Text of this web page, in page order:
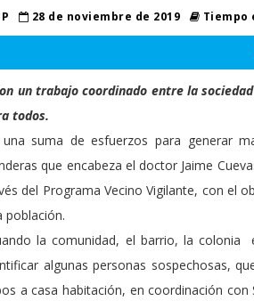
28 de noviembre de 2019 Tiempo
un trabajo coordinado entre la
todos.
una suma de esfuerzos para generar
que encabeza el doctor Jaime
del Programa Vecino Vigilante, con el
población.
la comunidad, el barrio, la colonia
algunas personas sospechosas,
a casa habitación, en coordinación con